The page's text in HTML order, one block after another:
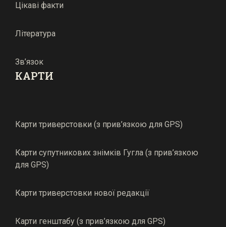
Цікаві факти
Література
Зв’язок
КАРТИ
Карти триверстовки (з прив’язкою для GPS)
Карти супутникових знімків Гугла (з прив’язкою
для GPS)
Карти триверстовки нової редакції
Карти генштабу (з прив’язкою для GPS)